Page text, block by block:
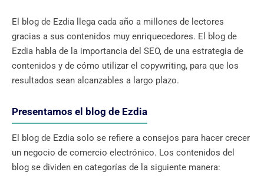
El blog de Ezdia llega cada año a millones de lectores
gracias a sus contenidos muy enriquecedores. El blog de
Ezdia habla de la importancia del SEO, de una estrategia de
contenidos y de cómo utilizar el copywriting, para que los
resultados sean alcanzables a largo plazo.
Presentamos el blog de Ezdia
El blog de Ezdia solo se refiere a consejos para hacer crecer
un negocio de comercio electrónico. Los contenidos del
blog se dividen en categorías de la siguiente manera: